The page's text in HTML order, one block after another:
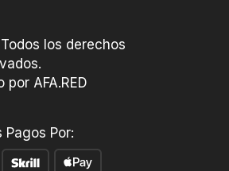
los derechos
AFA.RED
Por: